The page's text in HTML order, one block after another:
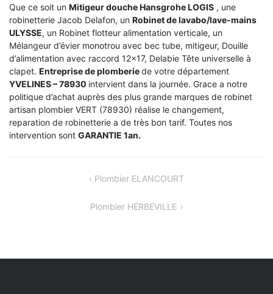
Que ce soit un Mitigeur douche Hansgrohe LOGIS , une
robinetterie Jacob Delafon, un Robinet de lavabo/lave-mains
ULYSSE, un Robinet flotteur alimentation verticale, un
Mélangeur d’évier monotrou avec bec tube, mitigeur, Douille
d’alimentation avec raccord 12×17, Delabie Tête universelle à
clapet. Entreprise de plomberiede votre département
YVELINES – 78930 intervient dans la journée. Grace a notre
politique d’achat auprès des plus grande marques de robinet
artisan plombier VERT (78930) réalise le changement,
reparation de robinetterie a de très bon tarif. Toutes nos
intervention sont GARANTIE 1an.
Plombier ELANCOURT
Plombier HERBEVILLE